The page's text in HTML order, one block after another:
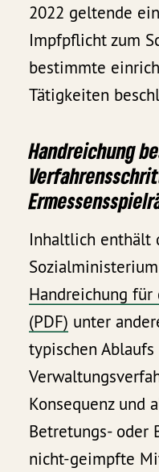
2022 geltende
Impfpflicht zum
bestimmte
Tätigkeiten
Handreichung
Inhaltlich enthält
Handreichung
(PDF) unter
typischen Ablaufs
Konsequenz und
Betretungs- oder
nicht-geimpfte